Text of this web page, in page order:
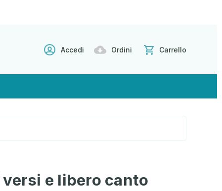
Accedi Ordini Carrello
e libero canto